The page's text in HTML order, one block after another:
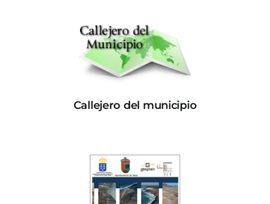
Callejero del municipio